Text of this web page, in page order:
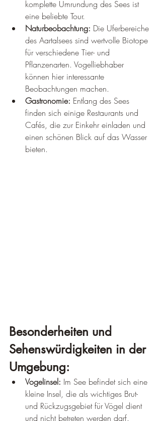
komplette Umrundung des Sees ist
eine beliebte Tour.
Naturbeobachtung: Die Uferbereiche
des Aartalsees sind wertvolle Biotope
für verschiedene Tier- und
Pflanzenarten. Vogelliebhaber
können hier interessante
Beobachtungen machen.
Gastronomie: Entlang des Sees
finden sich einige Restaurants und
Cafés, die zur Einkehr einladen und
einen schönen Blick auf das Wasser
bieten.
Besonderheiten und
Sehenswürdigkeiten in der
Umgebung:
Vogelinsel: Im See befindet sich eine
kleine Insel, die als wichtiges Brut-
und Rückzugsgebiet für Vögel dient
und nicht betreten werden darf.